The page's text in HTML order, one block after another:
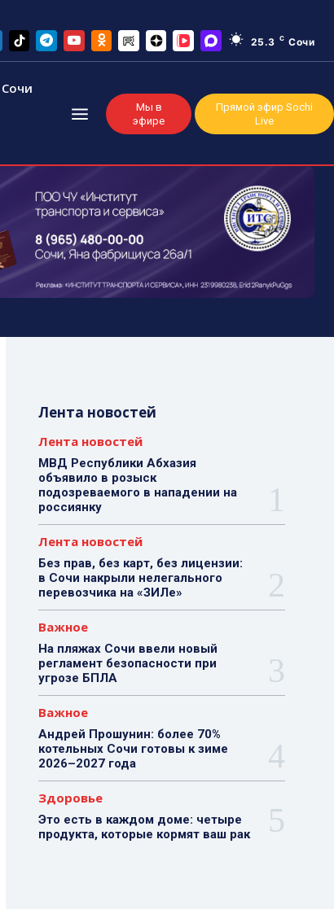
25.3 C Сочи
Мы в
эфире
Прямой эфир Sochi
Live
Лента новостей
Лента новостей
МВД Республики Абхазия
объявило в розыск
подозреваемого в нападении на
россиянку
Лента новостей
Без прав, без карт, без лицензии:
в Сочи накрыли нелегального
перевозчика на «ЗИЛе»
Важное
На пляжах Сочи ввели новый
регламент безопасности при
угрозе БПЛА
Важное
Андрей Прошунин: более 70%
котельных Сочи готовы к зиме
2026–2027 года
Здоровье
Это есть в каждом доме: четыре
продукта, которые кормят ваш рак